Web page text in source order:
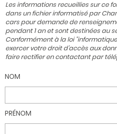
Les informations recueillies sur ce
dans un fichier informatisé par
cars pour demande de
pendant 1 an et sont destinées au
Conformément à la loi
exercer votre droit d'accès aux
faire rectifier en contactant par
NOM
PRÉNOM